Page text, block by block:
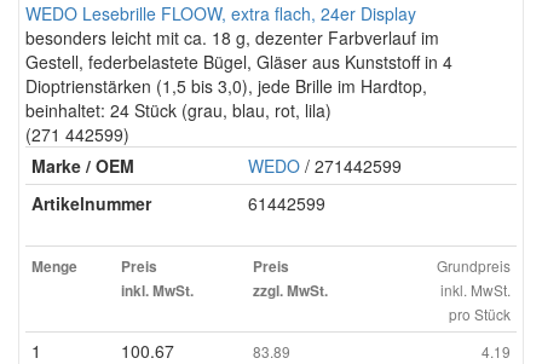
WEDO Lesebrille FLOOW, extra flach, 24er Display
besonders leicht mit ca. 18 g, dezenter Farbverlauf im
Gestell, federbelastete Bügel, Gläser aus Kunststoff in 4
Dioptrienstärken (1,5 bis 3,0), jede Brille im Hardtop,
beinhaltet: 24 Stück (grau, blau, rot, lila)
(271 442599)
Marke / OEM
WEDO / 271442599
Artikelnummer
61442599
Menge
Preis
inkl. MwSt.
Preis
zzgl. MwSt.
Grundpreis
inkl. MwSt.
pro Stück
1 100.67 83.89 4.19